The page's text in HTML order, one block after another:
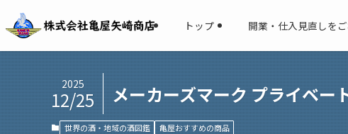
トップ 開業・仕入見直しを
メーカーズマーク プライベー
2025
12/25
世界の酒・地域の酒図鑑 亀屋おすすめの商品